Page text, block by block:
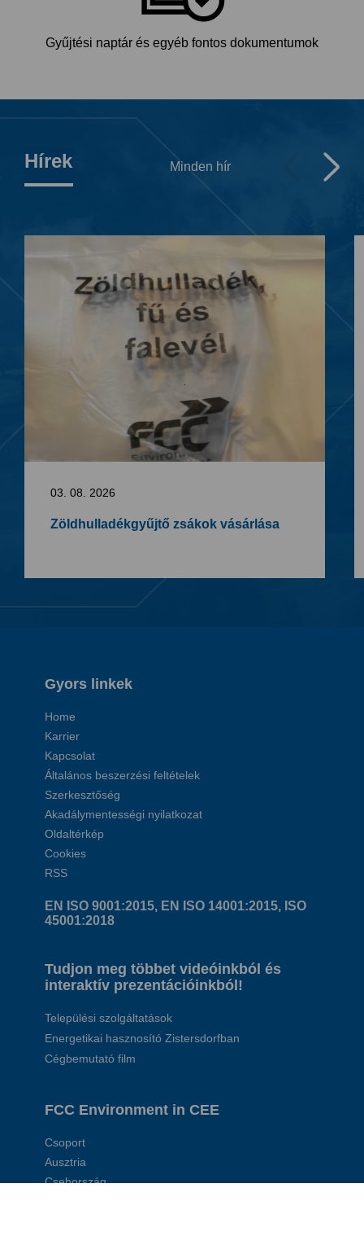
Gyűjtési naptár és egyéb fontos dokumentumok
Hírek Minden hír
03. 08. 2026
Zöldhulladékgyűjtő zsákok vásárlása
Gyors linkek
Home
Karrier
Kapcsolat
Általános beszerzési feltételek
Szerkesztőség
Akadálymentességi nyilatkozat
Oldaltérkép
Cookies
RSS
EN ISO 9001:2015, EN ISO 14001:2015, ISO
45001:2018
Tudjon meg többet videóinkból és
interaktív prezentációinkból!
Települési szolgáltatások
Energetikai hasznosító Zistersdorfban
Cégbemutató film
FCC Environment in CEE
Csoport
Ausztria
Csehország